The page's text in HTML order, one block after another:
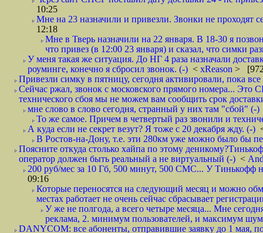
10:25
Мне на 23 назначили и привезли. Звонки не
12:18
Мне в Тверь назначили на 22 января. В 18-30 я
что привез (в 12:00 23 января) и сказал, что симки
У меня такая же ситуация. До НГ 4 раза назначали
роуминге, конечно я сбросил звонок. (-) < xReason >
Привезли симку в пятницу, сегодня активировали, пока
Сейчас ржал, звонок с московского прямого номера... Это
технического сбоя мы не можем вам сообщить срок
мне слово в слово сегодня, странный у них там "сбой" (-)
То же самое. Причем в четвертый раз звонили и
А куда если не секрет везут? Я тоже с 20 декабря жду. (-)
В Ростов-на-Дону, т.е. эти 280км уже можно было бы
Поясните откуда столько хайпа по этому
оператор должен быть реальный а не виртуальный (-) <
200 руб/мес за 10 Гб, 500 минут, 500 СМС... У Тинькофф
09:16
Которые переносятся на следующий месяц и можно
местах работает не очень сейчас сбрасывает
У же не полгода, а всего четыре месяца... Мне
реклама, 2. минимум пользователей, и максимум
DANYCOM: все абоненты, отправившие заявку до 1 мая,